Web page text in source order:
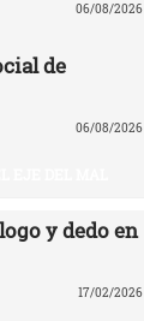
06/08/2026
de
06/08/2026
y dedo en
17/02/2026